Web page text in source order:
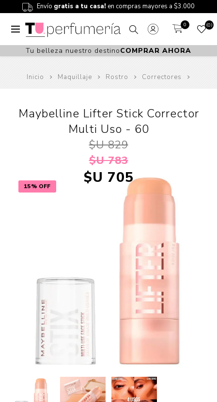
Envío gratis a tu casa! en compras mayores a $3.000
0 0
Tu belleza nuestro destinoCOMPRAR AHORA
Inicio Maquillaje Rostro Correctores
15% OFF
Maybelline Lifter Stick Corrector
Multi Uso - 60
$U 829
$U 783
$U 705